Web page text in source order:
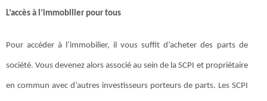
L’accès à l’immobilier pour tous
Pour accéder à l’immobilier, il vous suffit d’acheter des parts de
société. Vous devenez alors associé au sein de la SCPI et propriétaire
en commun avec d’autres investisseurs porteurs de parts. Les SCPI